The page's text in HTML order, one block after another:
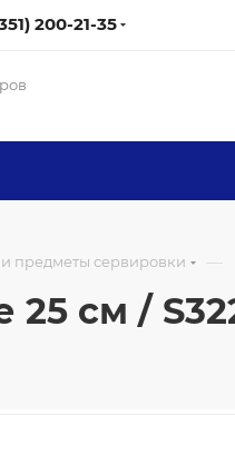
200-21-35
и предметы сервировки —
см /